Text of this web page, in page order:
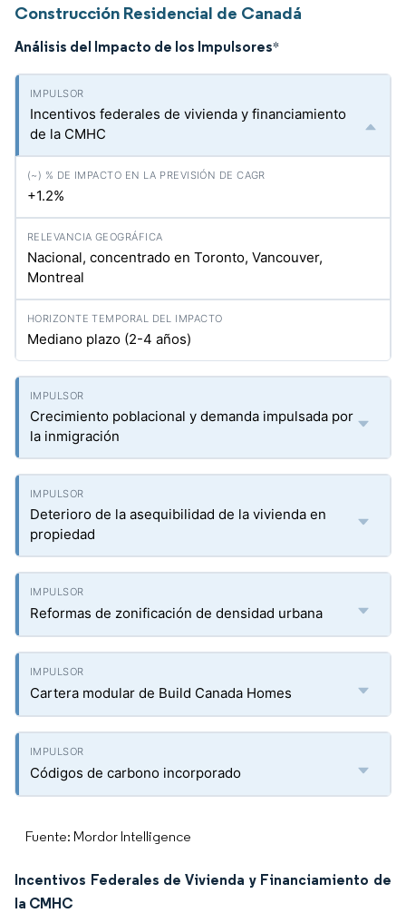
Construcción Residencial de Canadá
Análisis del Impacto de los Impulsores*
Incentivos federales de vivienda y financiamiento
de la CMHC
+1.2%
Nacional, concentrado en Toronto, Vancouver,
Montreal
Mediano plazo (2-4 años)
Crecimiento poblacional y demanda impulsada por
la inmigración
Deterioro de la asequibilidad de la vivienda en
propiedad
Reformas de zonificación de densidad urbana
Cartera modular de Build Canada Homes
Códigos de carbono incorporado
Fuente: Mordor Intelligence
Incentivos Federales de Vivienda y Financiamiento de
la CMHC